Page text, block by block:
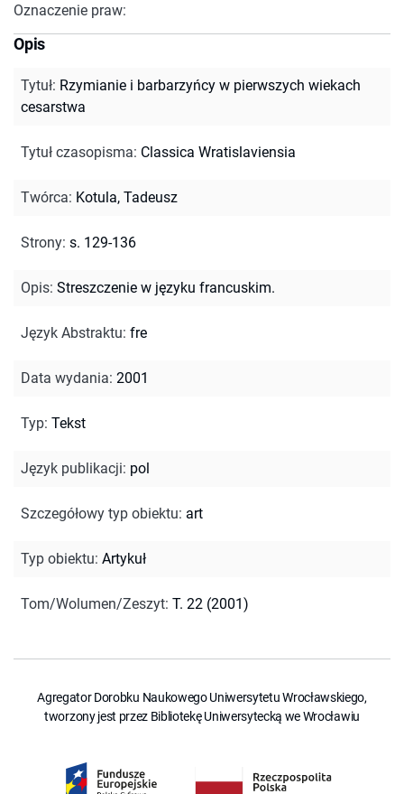
Oznaczenie praw:
Opis
Tytuł: Rzymianie i barbarzyńcy w pierwszych wiekach
cesarstwa
Tytuł czasopisma: Classica Wratislaviensia
Twórca: Kotula, Tadeusz
Strony: s. 129-136
Opis: Streszczenie w języku francuskim.
Język Abstraktu: fre
Data wydania: 2001
Typ: Tekst
Język publikacji: pol
Szczegółowy typ obiektu: art
Typ obiektu: Artykuł
Tom/Wolumen/Zeszyt: T. 22 (2001)
Agregator Dorobku Naukowego Uniwersytetu Wrocławskiego,
tworzony jest przez Bibliotekę Uniwersytecką we Wrocławiu